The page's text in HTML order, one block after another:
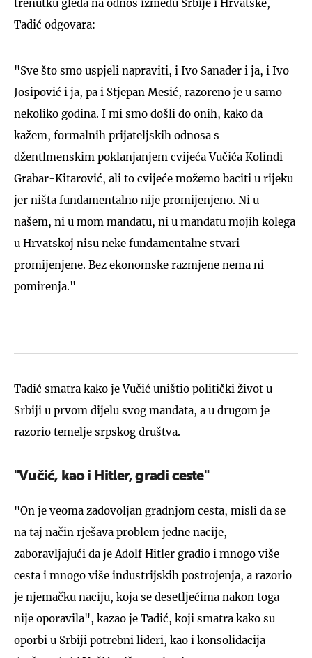
trenutku gleda na odnos između Srbije i Hrvatske,
Tadić odgovara:
"Sve što smo uspjeli napraviti, i Ivo Sanader i ja, i Ivo
Josipović i ja, pa i Stjepan Mesić, razoreno je u samo
nekoliko godina. I mi smo došli do onih, kako da
kažem, formalnih prijateljskih odnosa s
džentlmenskim poklanjanjem cvijeća Vučića Kolindi
Grabar-Kitarović, ali to cvijeće možemo baciti u rijeku
jer ništa fundamentalno nije promijenjeno. Ni u
našem, ni u mom mandatu, ni u mandatu mojih kolega
u Hrvatskoj nisu neke fundamentalne stvari
promijenjene. Bez ekonomske razmjene nema ni
pomirenja."
Tadić smatra kako je Vučić uništio politički život u
Srbiji u prvom dijelu svog mandata, a u drugom je
razorio temelje srpskog društva.
"Vučić, kao i Hitler, gradi ceste"
"On je veoma zadovoljan gradnjom cesta, misli da se
na taj način rješava problem jedne nacije,
zaboravljajući da je Adolf Hitler gradio i mnogo više
cesta i mnogo više industrijskih postrojenja, a razorio
je njemačku naciju, koja se desetljećima nakon toga
nije oporavila", kazao je Tadić, koji smatra kako su
oporbi u Srbiji potrebni lideri, kao i konsolidacija